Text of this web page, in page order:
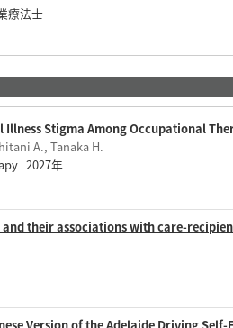
療法士
Illness Stigma Among Occupational
A., Tanaka H.
2027年
their associations with care-